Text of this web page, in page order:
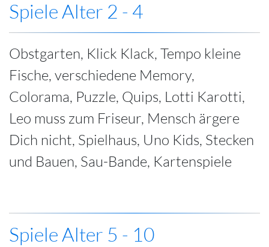
Spiele Alter 2 - 4
Obstgarten, Klick Klack, Tempo kleine
Fische, verschiedene Memory,
Colorama, Puzzle, Quips, Lotti Karotti,
Leo muss zum Friseur, Mensch ärgere
Dich nicht, Spielhaus, Uno Kids, Stecken
und Bauen, Sau-Bande, Kartenspiele
Spiele Alter 5 - 10